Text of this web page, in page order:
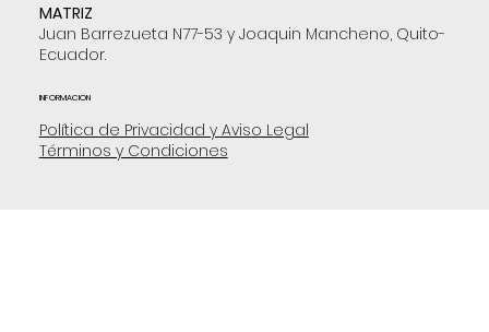
MATRIZ
Juan Barrezueta N77-53 y Joaquin Mancheno, Quito-
Ecuador.
INFORMACION
Política de Privacidad y Aviso Legal
Términos y Condiciones